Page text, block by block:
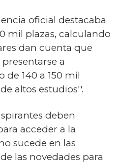
oficial destacaba
mil plazas, calculando
dan cuenta que
a
de 140 a 150 mil
altos estudios''.
deben
acceder a la
sucede en las
las novedades para